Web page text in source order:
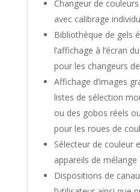
Changeur de
avec calibrage
Bibliothèque de gels
l’affichage à l’écran
pour les changeurs
Affichage d’images
listes de sélection
ou des gobos réels
pour les roues de
Sélecteur de couleur
appareils de mélange
Dispositions de